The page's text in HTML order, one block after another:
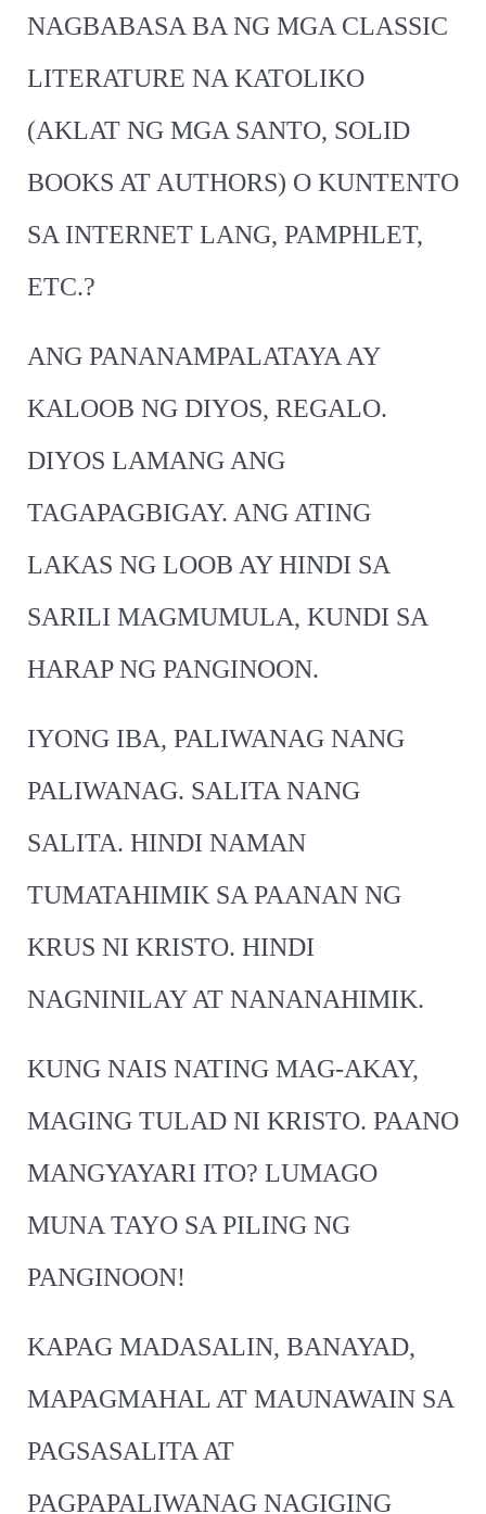
NAGBABASA BA NG MGA CLASSIC
LITERATURE NA KATOLIKO
(AKLAT NG MGA SANTO, SOLID
BOOKS AT AUTHORS) O KUNTENTO
SA INTERNET LANG, PAMPHLET,
ETC.?
ANG PANANAMPALATAYA AY
KALOOB NG DIYOS, REGALO.
DIYOS LAMANG ANG
TAGAPAGBIGAY. ANG ATING
LAKAS NG LOOB AY HINDI SA
SARILI MAGMUMULA, KUNDI SA
HARAP NG PANGINOON.
IYONG IBA, PALIWANAG NANG
PALIWANAG. SALITA NANG
SALITA. HINDI NAMAN
TUMATAHIMIK SA PAANAN NG
KRUS NI KRISTO. HINDI
NAGNINILAY AT NANANAHIMIK.
KUNG NAIS NATING MAG-AKAY,
MAGING TULAD NI KRISTO. PAANO
MANGYAYARI ITO? LUMAGO
MUNA TAYO SA PILING NG
PANGINOON!
KAPAG MADASALIN, BANAYAD,
MAPAGMAHAL AT MAUNAWAIN SA
PAGSASALITA AT
PAGPAPALIWANAG NAGIGING